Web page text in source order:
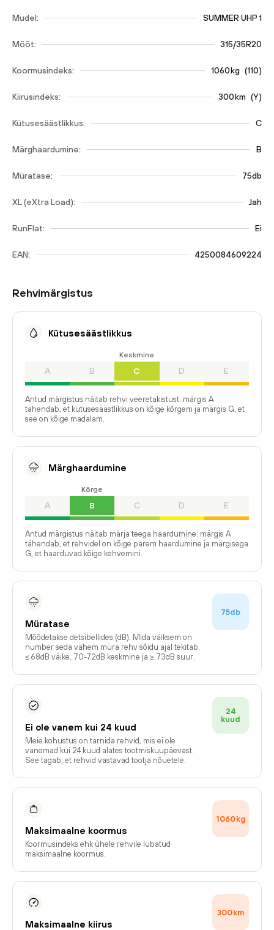
Mudel: SUMMER UHP 1
Mõõt: 315/35R20
Koormusindeks: 1060kg (110)
Kiirusindeks: 300km (Y)
Kütusesäästlikkus: C
Märghaardumine: B
Müratase: 75db
XL (eXtra Load): Jah
RunFlat: Ei
EAN: 4250084609224
Rehvimärgistus
Kütusesäästlikkus
A B
Keskmine
C D E
Antud märgistus näitab rehvi veeretakistust: märgis A
tähendab, et kütusesäästlikkus on kõige kõrgem ja märgis G, et
see on kõige madalam.
Märghaardumine
A
Kõrge
B C D E
Antud märgistus näitab märja teega haardumine: märgis A
tähendab, et rehvidel on kõige parem haardumine ja märgisega
G, et haarduvad kõige kehvemini.
Müratase
Mõõdetakse detsibellides (dB). Mida väiksem on
number seda vähem müra rehv sõidu ajal tekitab.
≤ 68dB väike, 70-72dB keskmine ja ≥ 73dB suur.
75db
Ei ole vanem kui 24 kuud
Meie kohustus on tarnida rehvid, mis ei ole
vanemad kui 24 kuud alates tootmiskuupäevast.
See tagab, et rehvid vastavad tootja nõuetele.
24
kuud
Maksimaalne koormus
Koormusindeks ehk ühele rehvile lubatud
maksimaalne koormus.
1060kg
Maksimaalne kiirus
300km